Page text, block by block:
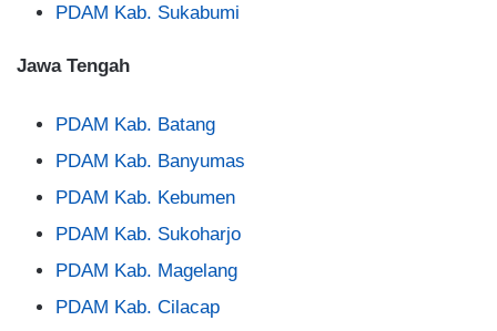
PDAM Kab. Sukabumi
Jawa Tengah
PDAM Kab. Batang
PDAM Kab. Banyumas
PDAM Kab. Kebumen
PDAM Kab. Sukoharjo
PDAM Kab. Magelang
PDAM Kab. Cilacap